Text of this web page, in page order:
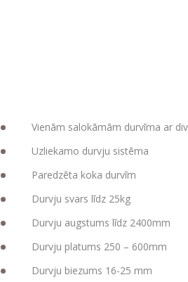
Vienām salokāmām durvīma ar
Uzliekamo durvju sistēma
Paredzēta koka durvīm
Durvju svars līdz 25kg
Durvju augstums līdz 2400mm
Durvju platums 250 – 600mm
Durvju biezums 16-25 mm